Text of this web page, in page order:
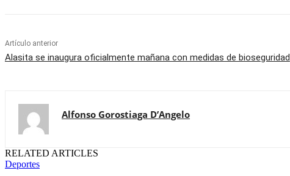
Artículo anterior
Alasita se inaugura oficialmente mañana con medidas de bioseguridad
Alfonso Gorostiaga D’Angelo
RELATED ARTICLES
Deportes